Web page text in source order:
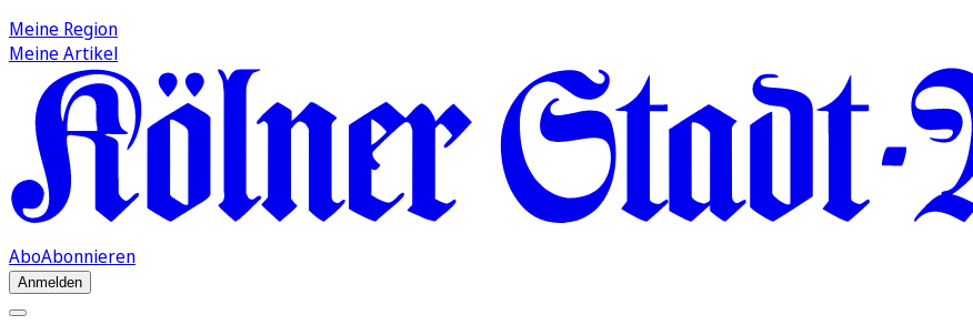
Meine Region
Meine Artikel
AboAbonnieren
Anmelden